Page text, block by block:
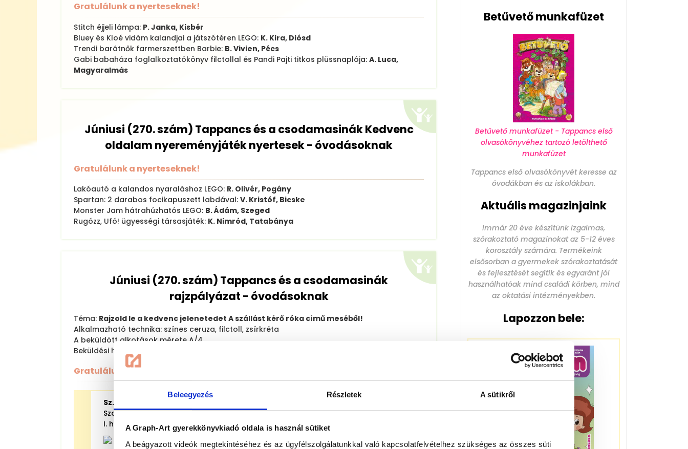
Beleegyezés Részletek A sütikről
A Graph-Art gyerekkönyvkiadó oldala is használ sütiket
A beágyazott videók megtekintéséhez és az ügyfélszolgálatunkkal való kapcsolatfelvételhez szükséges az összes süti
Gratulálunk a nyerteseknek!
Stitch éjjeli lámpa: P. Janka, Kisbér
Bluey és Kloé vidám kalandjai a játszótéren LEGO: K. Kira, Diósd
Trendi barátnők farmerszettben Barbie: B. Vivien, Pécs
Gabi babaháza foglalkoztatókönyv filctollal és Pandi Pajti titkos plüssnaplója: A. Luca,
Magyaralmás
Júniusi (270. szám) Tappancs és a csodamasinák Kedvenc
oldalam nyereményjáték nyertesek - óvodásoknak
Gratulálunk a nyerteseknek!
Lakóautó a kalandos nyaraláshoz LEGO: R. Olivér, Pogány
Spartan: 2 darabos focikapuszett labdával: V. Kristóf, Bicske
Monster Jam hátrahúzhatós LEGO: B. Ádám, Szeged
Rugózz, Ufó! ügyességi társasjáték: K. Nimród, Tatabánya
Júniusi (270. szám) Tappancs és a csodamasinák
rajzpályázat - óvodásoknak
Téma: Rajzold le a kedvenc jelenetedet A szállást kérő róka című meséből!
Alkalmazható technika: színes ceruza, filctoll, zsírkréta
A beküldött alkotások mérete A/4
Beküldési határidő: 2026. július 6.
Gratulálunk a nyerteseknek!
Sz. Péter
Szolnok
I. helyezett
Ravaszd
II. helyezett
Betűvető munkafüzet
Betűvető munkafüzet - Tappancs első
olvasókönyvéhez tartozó letölthető
munkafüzet
Tappancs első olvasókönyvét keresse az
óvodákban és az iskolákban.
Aktuális magazinjaink
Immár 20 éve készítünk izgalmas,
szórakoztató magazinokat az 5-12 éves
korosztály számára. Termékeink
elsősorban a gyermekek szórakoztatását
és fejlesztését segítik és egyaránt jól
használhatóak mind családi körben, mind
az oktatási intézményekben.
Lapozzon bele: